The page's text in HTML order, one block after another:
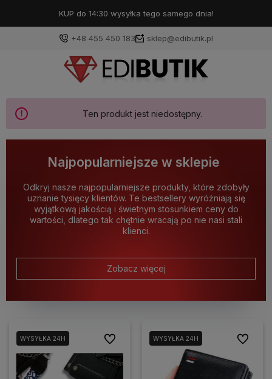
KUP do 14:30 wysyłka tego samego dnia!
+48 455 450 183 sklep@edibutik.pl
Ten produkt jest niedostępny.
Najpopularniejsze w sklepie
Odkryj nasze najpopularniejsze produkty, które zdobyły
uznanie tysięcy klientów. Te bestsellery wyróżniają się
wyjątkową jakością i świetnym stosunkiem ceny do
wartości, dlatego tak chętnie wracają po nie nasi stali
klienci.
Zobacz więcej
WYSYŁKA 24H Do ulubionychWYSYŁKA 24H Do